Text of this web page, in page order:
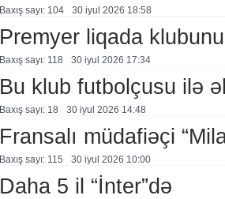
Baxış sayı: 104 30 i̇yul 2026 18:58
Premyer liqada
Baxış sayı: 118 30 i̇yul 2026 17:34
Bu klub futbolçusu ilə
Baxış sayı: 18 30 i̇yul 2026 14:48
Fransalı müdafiəçi
Baxış sayı: 115 30 i̇yul 2026 10:00
Daha 5 il “İnter”də